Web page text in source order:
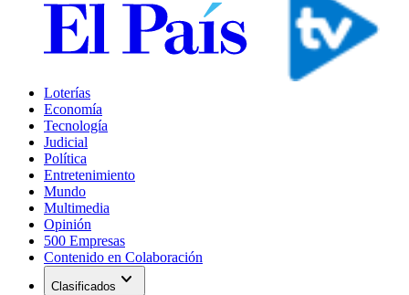
Loterías
Economía
Tecnología
Judicial
Política
Entretenimiento
Mundo
Multimedia
Opinión
500 Empresas
Contenido en Colaboración
Clasificados expand_more